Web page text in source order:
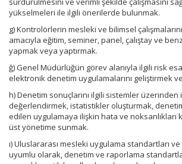
yükselmeleri ile ilgili önerilerde bulunmak.
g) Kontrolörlerin mesleki ve bilimsel
amacıyla eğitim, seminer, panel, çalıştay ve
yapmak veya yaptırmak.
ğ) Genel Müdürlüğün görev alanıyla ilgili risk
elektronik denetim uygulamalarını geliştirmek
h) Denetim sonuçlarını ilgili sistemler üzerinden
değerlendirmek, istatistikler oluşturmak,
edilen uygulamaya ilişkin hata ve noksanlıkları
üst yönetime sunmak.
ı) Uluslararası mesleki uygulama standartları
uyumlu olarak, denetim ve raporlama